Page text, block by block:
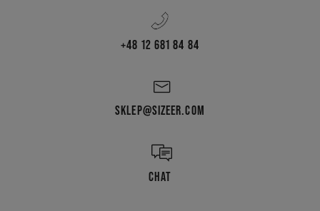
+48 12 681 84 84
SKLEP@SIZEER.COM
CHAT